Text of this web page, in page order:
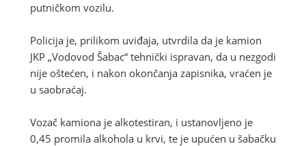
putničkom vozilu.
Policija je, prilikom uviđaja, utvrdila da je kamion
JKP „Vodovod Šabac“ tehnički ispravan, da u nezgodi
nije oštećen, i nakon okončanja zapisnika, vraćen je
u saobraćaj.
Vozač kamiona je alkotestiran, i ustanovljeno je
0,45 promila alkohola u krvi, te je upućen u šabačku